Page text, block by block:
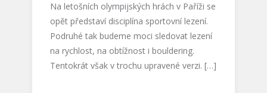
Na letošních olympijských hrách v Paříži se
opět představí disciplína sportovní lezení.
Podruhé tak budeme moci sledovat lezení
na rychlost, na obtížnost i bouldering.
Tentokrát však v trochu upravené verzi. […]